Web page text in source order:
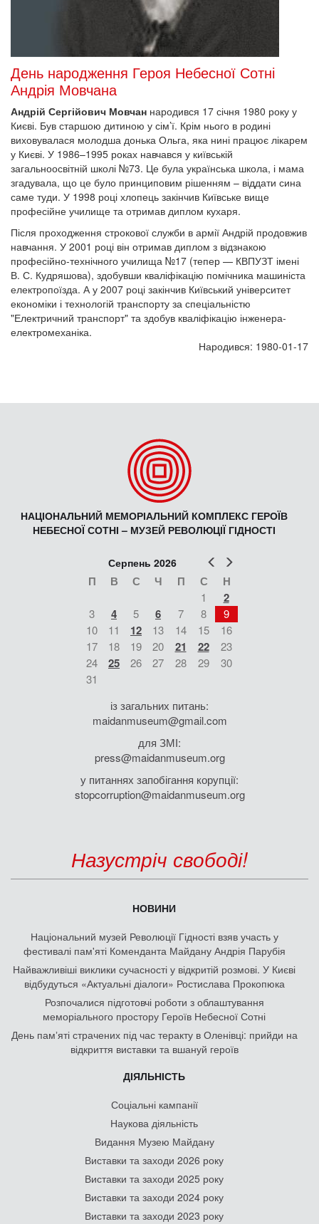
День народження Героя Небесної Сотні
Андрія Мовчана
Андрій Сергійович Мовчан народився 17 січня 1980 року у
Києві. Був старшою дитиною у сім’ї. Крім нього в родині
виховувалася молодша донька Ольга, яка нині працює лікарем
у Києві. У 1986–1995 роках навчався у київській
загальноосвітній школі №73. Це була українська школа, і мама
згадувала, що це було принциповим рішенням – віддати сина
саме туди. У 1998 році хлопець закінчив Київське вище
професійне училище та отримав диплом кухаря.
Після проходження строкової служби в армії Андрій продовжив
навчання. У 2001 році він отримав диплом з відзнакою
професійно-технічного училища №17 (тепер — КВПУЗТ імені
В. С. Кудряшова), здобувши кваліфікацію помічника машиніста
електропоїзда. А у 2007 році закінчив Київський університет
економіки і технологій транспорту за спеціальністю
"Електричний транспорт" та здобув кваліфікацію інженера-
електромеханіка.
Народився: 1980-01-17
НАЦІОНАЛЬНИЙ МЕМОРІАЛЬНИЙ КОМПЛЕКС ГЕРОЇВ
НЕБЕСНОЇ СОТНІ – МУЗЕЙ РЕВОЛЮЦІЇ ГІДНОСТІ
Попер
Серпень 2026
П В С Ч П С Н
1 2
3 4 5 6 7 8
9
10
11 12 13 14 15
16
17
18 19 20 21 22
23
24
25 26 27 28 29
30
31
із загальних питань:
maidanmuseum@gmail.com
для ЗМІ:
press@maidanmuseum.org
у питаннях запобігання корупції:
stopcorruption@maidanmuseum.org
Назустріч свободі!
НОВИНИ
Національний музей Революції Гідності взяв участь у
фестивалі пам'яті Коменданта Майдану Андрія Парубія
Найважливіші виклики сучасності у відкритій розмові. У Києві
відбудуться «Актуальні діалоги» Ростислава Прокопюка
Розпочалися підготовчі роботи з облаштування
меморіального простору Героїв Небесної Сотні
День памʼяті страчених під час теракту в Оленівці: прийди на
відкриття виставки та вшануй героїв
ДІЯЛЬНІСТЬ
Соціальні кампанії
Наукова діяльність
Видання Музею Майдану
Виставки та заходи 2026 року
Виставки та заходи 2025 року
Виставки та заходи 2024 року
Виставки та заходи 2023 року